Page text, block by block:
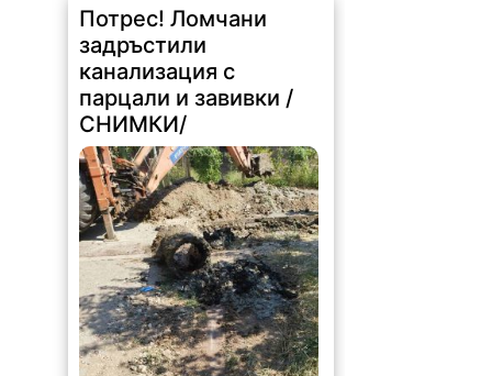
Потрес! Ломчани
задръстили
канализация с
парцали и завивки /
СНИМКИ/